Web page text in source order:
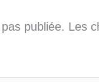
publiée. Les